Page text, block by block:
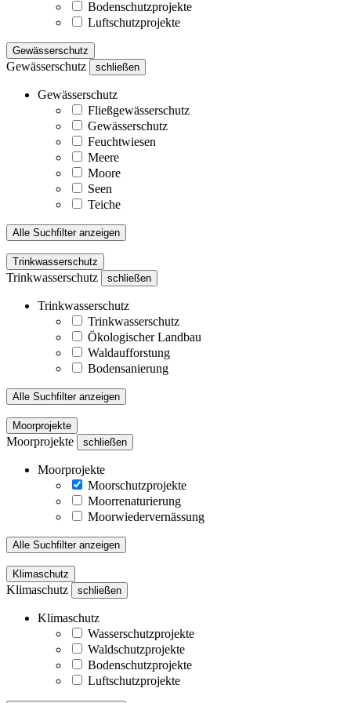
Bodenschutzprojekte
Luftschutzprojekte
Gewässerschutz
Gewässerschutz schließen
Gewässerschutz
Fließgewässerschutz
Gewässerschutz
Feuchtwiesen
Meere
Moore
Seen
Teiche
Alle Suchfilter anzeigen
Trinkwasserschutz
Trinkwasserschutz schließen
Trinkwasserschutz
Trinkwasserschutz
Ökologischer Landbau
Waldaufforstung
Bodensanierung
Alle Suchfilter anzeigen
Moorprojekte
Moorprojekte schließen
Moorprojekte
Moorschutzprojekte
Moorrenaturierung
Moorwiedervernässung
Alle Suchfilter anzeigen
Klimaschutz
Klimaschutz schließen
Klimaschutz
Wasserschutzprojekte
Waldschutzprojekte
Bodenschutzprojekte
Luftschutzprojekte